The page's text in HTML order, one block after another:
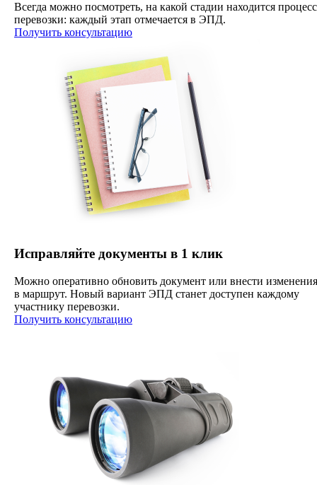
Всегда можно посмотреть, на какой стадии находится процесс
перевозки: каждый этап отмечается в ЭПД.
Получить консультацию
Исправляйте документы в 1 клик
Можно оперативно обновить документ или внести изменения
в маршрут. Новый вариант ЭПД станет доступен каждому
участнику перевозки.
Получить консультацию